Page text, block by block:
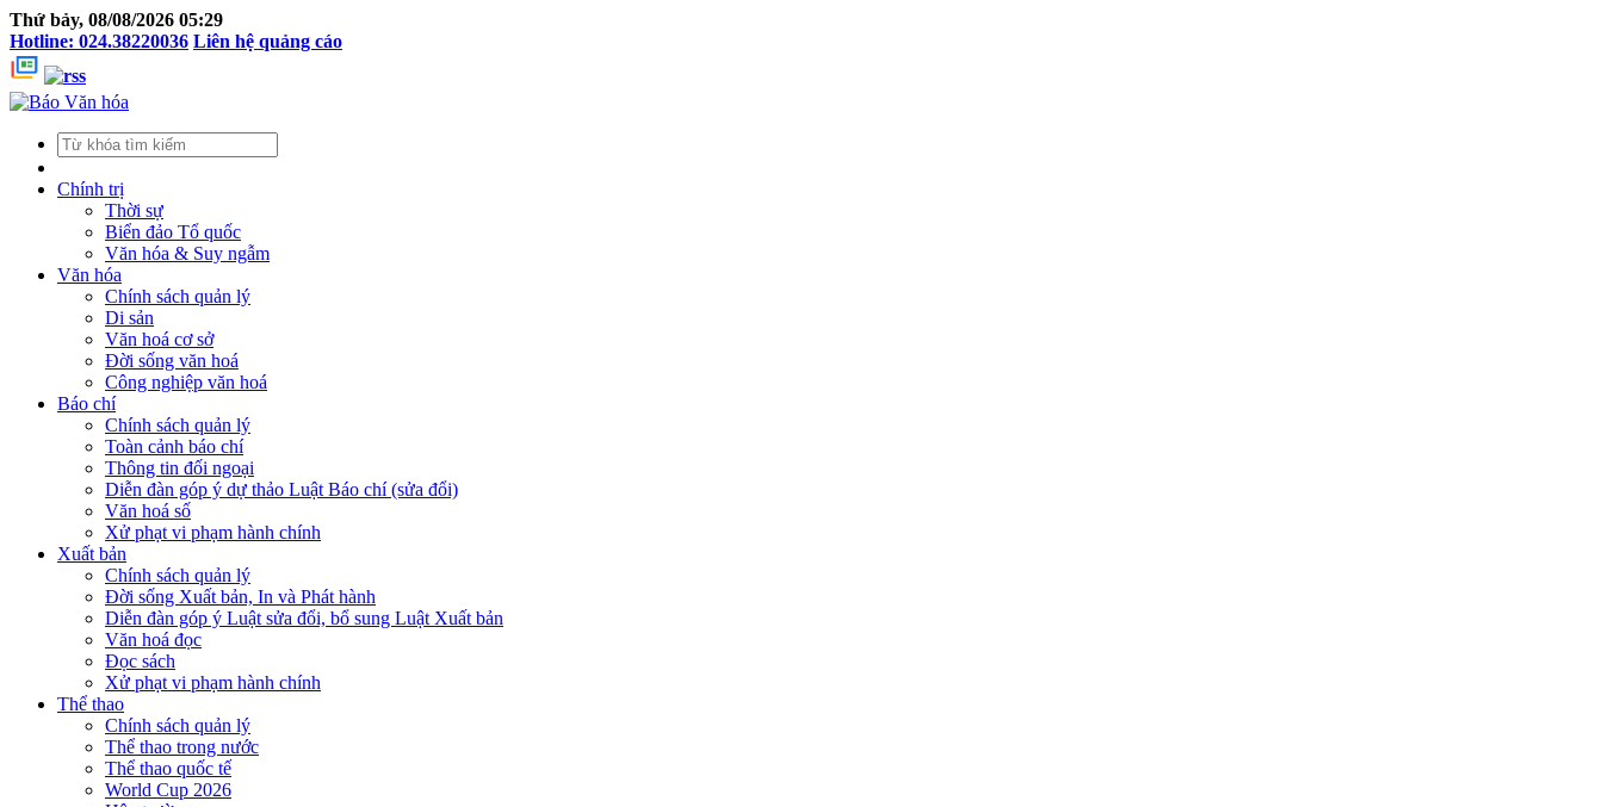
Thứ bảy, 08/08/2026 05:29
Hotline: 024.38220036 Liên hệ quảng cáo
Chính trị
Thời sự
Biển đảo Tổ quốc
Văn hóa & Suy ngẫm
Văn hóa
Chính sách quản lý
Di sản
Văn hoá cơ sở
Đời sống văn hoá
Công nghiệp văn hoá
Báo chí
Chính sách quản lý
Toàn cảnh báo chí
Thông tin đối ngoại
Diễn đàn góp ý dự thảo Luật Báo chí (sửa đổi)
Văn hoá số
Xử phạt vi phạm hành chính
Xuất bản
Chính sách quản lý
Đời sống Xuất bản, In và Phát hành
Diễn đàn góp ý Luật sửa đổi, bổ sung Luật Xuất bản
Văn hoá đọc
Đọc sách
Xử phạt vi phạm hành chính
Thể thao
Chính sách quản lý
Thể thao trong nước
Thể thao quốc tế
World Cup 2026